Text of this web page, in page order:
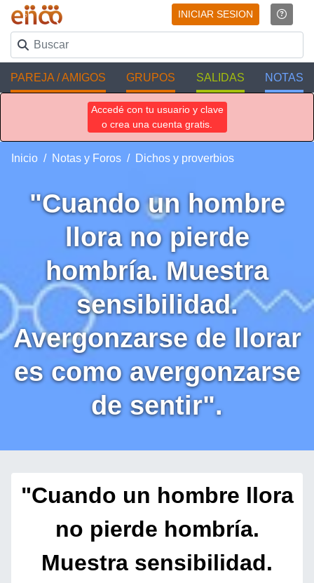
INICIAR SESION
PAREJA / AMIGOS GRUPOS SALIDAS NOTAS
Accedé con tu usuario y clave
o crea una cuenta gratis.
Inicio Notas y Foros Dichos y proverbios
"Cuando un hombre
llora no pierde
hombría. Muestra
sensibilidad.
Avergonzarse de llorar
es como avergonzarse
de sentir".
"Cuando un hombre llora
no pierde hombría.
Muestra sensibilidad.